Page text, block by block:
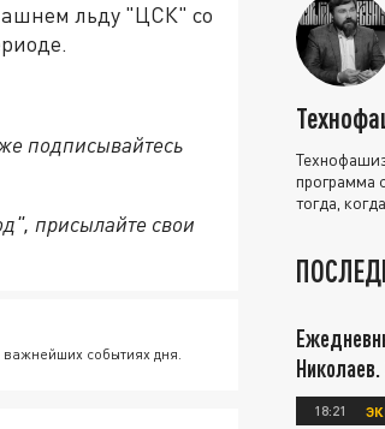
льду "ЦСК" со
подписывайтесь
присылайте свои
важнейших событиях дня.
программа
тогда,
18:21